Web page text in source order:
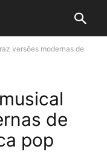
versões modernas de
de
pop